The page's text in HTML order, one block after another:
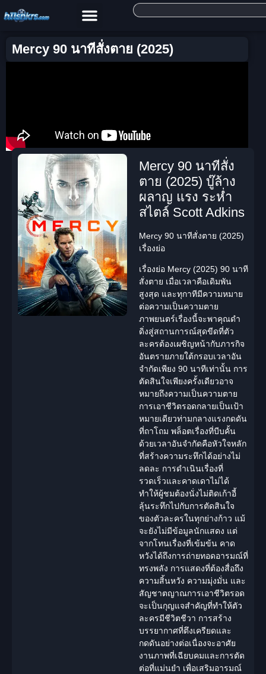
Mercy 90 นาทีสั่งตาย (2025)
Mercy 90 นาทีสั่ง
ตาย (2025) บู๊ล้าง
ผลาญ แรง ระห่ำ
สไตล์ Scott Adkins
Mercy 90 นาทีสั่งตาย (2025)
เรื่องย่อ
เรื่องย่อ Mercy (2025) 90 นาที
สั่งตาย เมื่อเวลาคือเดิมพัน
สูงสุด และทุกาทีมีความหมาย
ต่อความเป็นความตาย
ภาพยนตร์เรื่องนี้จะพาคุณดำ
ดิ่งสู่สถานการณ์สุดขีดที่ตัว
ละครต้องเผชิญหน้ากับภารกิจ
อันตรายภายใต้กรอบเวลาอัน
จำกัดเพียง 90 นาทีเท่านั้น การ
ตัดสินใจเพียงครั้งเดียวอาจ
หมายถึงความเป็นความตาย
การเอาชีวิตรอดกลายเป็นเป้า
หมายเดียวท่ามกลางแรงกดดัน
ที่ถาโถม พล็อตเรื่องที่บีบคั้น
ด้วยเวลาอันจำกัดคือหัวใจหลัก
ที่สร้างความระทึกได้อย่างไม่
ลดละ การดำเนินเรื่องที่
รวดเร็วและคาดเดาไม่ได้
ทำให้ผู้ชมต้องนั่งไม่ติดเก้าอี้
ลุ้นระทึกไปกับการตัดสินใจ
ของตัวละครในทุกย่างก้าว แม้
จะยังไม่มีข้อมูลนักแสดง แต่
จากโทนเรื่องที่เข้มข้น คาด
หวังได้ถึงการถ่ายทอดอารมณ์ที่
ทรงพลัง การแสดงที่ต้องสื่อถึง
ความสิ้นหวัง ความมุ่งมั่น และ
สัญชาตญาณการเอาชีวิตรอด
จะเป็นกุญแจสำคัญที่ทำให้ตัว
ละครมีชีวิตชีวา การสร้าง
บรรยากาศที่ตึงเครียดและ
กดดันอย่างต่อเนื่องจะอาศัย
งานภาพที่เฉียบคมและการตัด
ต่อที่แม่นยำ เพื่อเสริมอารมณ์